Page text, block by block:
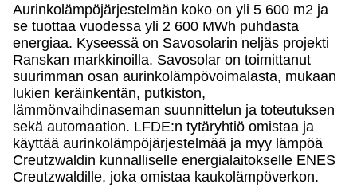
Aurinkolämpöjärjestelmän koko on yli 5 600 m2 ja
se tuottaa vuodessa yli 2 600 MWh puhdasta
energiaa. Kyseessä on Savosolarin neljäs projekti
Ranskan markkinoilla. Savosolar on toimittanut
suurimman osan aurinkolämpövoimalasta, mukaan
lukien keräinkentän, putkiston,
lämmönvaihdinaseman suunnittelun ja toteutuksen
sekä automaation. LFDE:n tytäryhtiö omistaa ja
käyttää aurinkolämpöjärjestelmää ja myy lämpöä
Creutzwaldin kunnalliselle energialaitokselle ENES
Creutzwaldille, joka omistaa kaukolämpöverkon.